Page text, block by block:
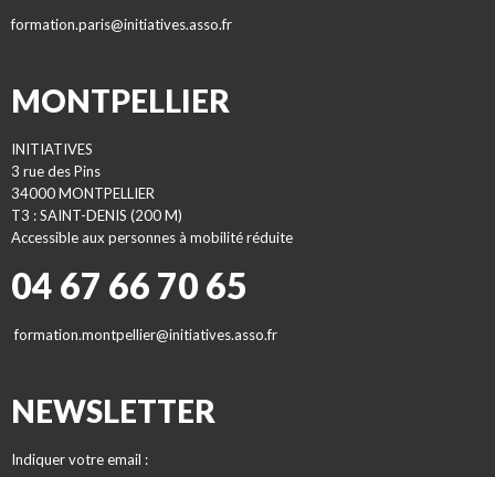
formation.paris@initiatives.asso.fr
MONTPELLIER
INITIATIVES
3 rue des Pins
34000 MONTPELLIER
T3 : SAINT-DENIS (200 M)
Accessible aux personnes à mobilité réduite
04 67 66 70 65
formation.montpellier@initiatives.asso.fr
NEWSLETTER
Indiquer votre email :